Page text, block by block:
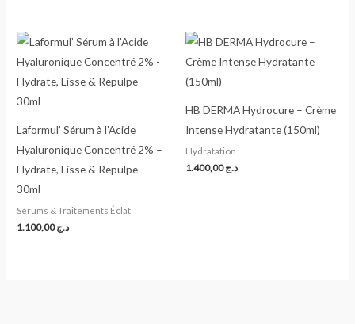
Laformul’ Sérum à l’Acide
Hyaluronique Concentré 2% –
Hydrate, Lisse & Repulpe –
30ml
Sérums & Traitements Éclat
د.ج1.100,00
HB DERMA Hydrocure – Crème
Intense Hydratante (150ml)
Hydratation
د.ج1.400,00